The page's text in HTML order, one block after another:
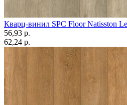
Кварц-винил SPC Floor Natisston
56,93 p.
62,24 p.